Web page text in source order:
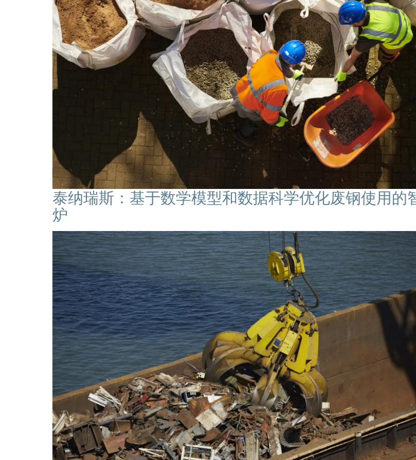
泰纳瑞斯：基于数学模型和数据科学优化废钢使用的
炉